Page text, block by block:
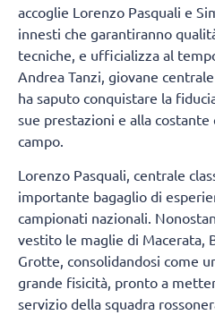
accoglie Lorenzo Pasquali e
innesti che garantiranno
tecniche, e ufficializza al
Andrea Tanzi, giovane
ha saputo conquistare la
sue prestazioni e alla costante
campo.
Lorenzo Pasquali, centrale
importante bagaglio di
campionati nazionali.
vestito le maglie di Macerata,
Grotte, consolidandosi come
grande fisicità, pronto a
servizio della squadra